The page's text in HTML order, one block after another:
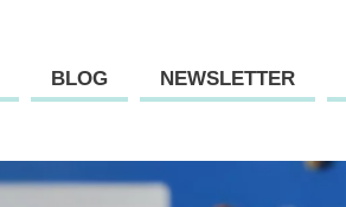
BLOG NEWSLETTER